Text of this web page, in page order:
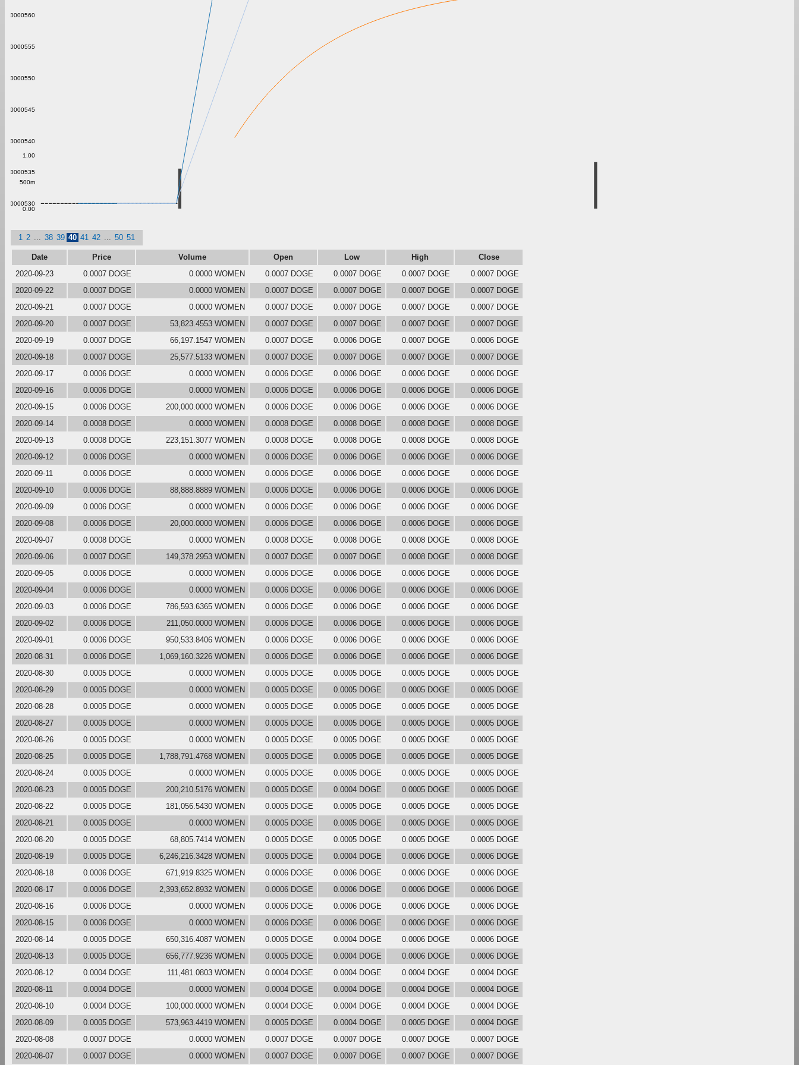
0.00000530
0.00000535
0.00000540
0.00000545
0.00000550
0.00000555
0.00000560
0.00
500m
1.00
1 2 38 39 40 41 42 50 51
Date Price Volume Open Low High
Close
2020-09-23
0.0007 DOGE 0.0000 WOMEN 0.0007 DOGE 0.0007 DOGE 0.0007 DOGE
0.0007 DOGE
2020-09-22
0.0007 DOGE 0.0000 WOMEN 0.0007 DOGE 0.0007 DOGE 0.0007 DOGE
0.0007 DOGE
2020-09-21
0.0007 DOGE 0.0000 WOMEN 0.0007 DOGE 0.0007 DOGE 0.0007 DOGE
0.0007 DOGE
2020-09-20
0.0007 DOGE 53,823.4553 WOMEN 0.0007 DOGE 0.0007 DOGE 0.0007 DOGE
0.0007 DOGE
2020-09-19
0.0007 DOGE 66,197.1547 WOMEN 0.0007 DOGE 0.0006 DOGE 0.0007 DOGE
0.0006 DOGE
2020-09-18
0.0007 DOGE 25,577.5133 WOMEN 0.0007 DOGE 0.0007 DOGE 0.0007 DOGE
0.0007 DOGE
2020-09-17
0.0006 DOGE 0.0000 WOMEN 0.0006 DOGE 0.0006 DOGE 0.0006 DOGE
0.0006 DOGE
2020-09-16
0.0006 DOGE 0.0000 WOMEN 0.0006 DOGE 0.0006 DOGE 0.0006 DOGE
0.0006 DOGE
2020-09-15
0.0006 DOGE 200,000.0000 WOMEN 0.0006 DOGE 0.0006 DOGE 0.0006 DOGE
0.0006 DOGE
2020-09-14
0.0008 DOGE 0.0000 WOMEN 0.0008 DOGE 0.0008 DOGE 0.0008 DOGE
0.0008 DOGE
2020-09-13
0.0008 DOGE 223,151.3077 WOMEN 0.0008 DOGE 0.0008 DOGE 0.0008 DOGE
0.0008 DOGE
2020-09-12
0.0006 DOGE 0.0000 WOMEN 0.0006 DOGE 0.0006 DOGE 0.0006 DOGE
0.0006 DOGE
2020-09-11
0.0006 DOGE 0.0000 WOMEN 0.0006 DOGE 0.0006 DOGE 0.0006 DOGE
0.0006 DOGE
2020-09-10
0.0006 DOGE 88,888.8889 WOMEN 0.0006 DOGE 0.0006 DOGE 0.0006 DOGE
0.0006 DOGE
2020-09-09
0.0006 DOGE 0.0000 WOMEN 0.0006 DOGE 0.0006 DOGE 0.0006 DOGE
0.0006 DOGE
2020-09-08
0.0006 DOGE 20,000.0000 WOMEN 0.0006 DOGE 0.0006 DOGE 0.0006 DOGE
0.0006 DOGE
2020-09-07
0.0008 DOGE 0.0000 WOMEN 0.0008 DOGE 0.0008 DOGE 0.0008 DOGE
0.0008 DOGE
2020-09-06
0.0007 DOGE 149,378.2953 WOMEN 0.0007 DOGE 0.0007 DOGE 0.0008 DOGE
0.0008 DOGE
2020-09-05
0.0006 DOGE 0.0000 WOMEN 0.0006 DOGE 0.0006 DOGE 0.0006 DOGE
0.0006 DOGE
2020-09-04
0.0006 DOGE 0.0000 WOMEN 0.0006 DOGE 0.0006 DOGE 0.0006 DOGE
0.0006 DOGE
2020-09-03
0.0006 DOGE 786,593.6365 WOMEN 0.0006 DOGE 0.0006 DOGE 0.0006 DOGE
0.0006 DOGE
2020-09-02
0.0006 DOGE 211,050.0000 WOMEN 0.0006 DOGE 0.0006 DOGE 0.0006 DOGE
0.0006 DOGE
2020-09-01
0.0006 DOGE 950,533.8406 WOMEN 0.0006 DOGE 0.0006 DOGE 0.0006 DOGE
0.0006 DOGE
2020-08-31
0.0006 DOGE 1,069,160.3226 WOMEN 0.0006 DOGE 0.0006 DOGE 0.0006 DOGE
0.0006 DOGE
2020-08-30
0.0005 DOGE 0.0000 WOMEN 0.0005 DOGE 0.0005 DOGE 0.0005 DOGE
0.0005 DOGE
2020-08-29
0.0005 DOGE 0.0000 WOMEN 0.0005 DOGE 0.0005 DOGE 0.0005 DOGE
0.0005 DOGE
2020-08-28
0.0005 DOGE 0.0000 WOMEN 0.0005 DOGE 0.0005 DOGE 0.0005 DOGE
0.0005 DOGE
2020-08-27
0.0005 DOGE 0.0000 WOMEN 0.0005 DOGE 0.0005 DOGE 0.0005 DOGE
0.0005 DOGE
2020-08-26
0.0005 DOGE 0.0000 WOMEN 0.0005 DOGE 0.0005 DOGE 0.0005 DOGE
0.0005 DOGE
2020-08-25
0.0005 DOGE 1,788,791.4768 WOMEN 0.0005 DOGE 0.0005 DOGE 0.0005 DOGE
0.0005 DOGE
2020-08-24
0.0005 DOGE 0.0000 WOMEN 0.0005 DOGE 0.0005 DOGE 0.0005 DOGE
0.0005 DOGE
2020-08-23
0.0005 DOGE 200,210.5176 WOMEN 0.0005 DOGE 0.0004 DOGE 0.0005 DOGE
0.0005 DOGE
2020-08-22
0.0005 DOGE 181,056.5430 WOMEN 0.0005 DOGE 0.0005 DOGE 0.0005 DOGE
0.0005 DOGE
2020-08-21
0.0005 DOGE 0.0000 WOMEN 0.0005 DOGE 0.0005 DOGE 0.0005 DOGE
0.0005 DOGE
2020-08-20
0.0005 DOGE 68,805.7414 WOMEN 0.0005 DOGE 0.0005 DOGE 0.0005 DOGE
0.0005 DOGE
2020-08-19
0.0005 DOGE 6,246,216.3428 WOMEN 0.0005 DOGE 0.0004 DOGE 0.0006 DOGE
0.0006 DOGE
2020-08-18
0.0006 DOGE 671,919.8325 WOMEN 0.0006 DOGE 0.0006 DOGE 0.0006 DOGE
0.0006 DOGE
2020-08-17
0.0006 DOGE 2,393,652.8932 WOMEN 0.0006 DOGE 0.0006 DOGE 0.0006 DOGE
0.0006 DOGE
2020-08-16
0.0006 DOGE 0.0000 WOMEN 0.0006 DOGE 0.0006 DOGE 0.0006 DOGE
0.0006 DOGE
2020-08-15
0.0006 DOGE 0.0000 WOMEN 0.0006 DOGE 0.0006 DOGE 0.0006 DOGE
0.0006 DOGE
2020-08-14
0.0005 DOGE 650,316.4087 WOMEN 0.0005 DOGE 0.0004 DOGE 0.0006 DOGE
0.0006 DOGE
2020-08-13
0.0005 DOGE 656,777.9236 WOMEN 0.0005 DOGE 0.0004 DOGE 0.0006 DOGE
0.0006 DOGE
2020-08-12
0.0004 DOGE 111,481.0803 WOMEN 0.0004 DOGE 0.0004 DOGE 0.0004 DOGE
0.0004 DOGE
2020-08-11
0.0004 DOGE 0.0000 WOMEN 0.0004 DOGE 0.0004 DOGE 0.0004 DOGE
0.0004 DOGE
2020-08-10
0.0004 DOGE 100,000.0000 WOMEN 0.0004 DOGE 0.0004 DOGE 0.0004 DOGE
0.0004 DOGE
2020-08-09
0.0005 DOGE 573,963.4419 WOMEN 0.0005 DOGE 0.0004 DOGE 0.0005 DOGE
0.0004 DOGE
2020-08-08
0.0007 DOGE 0.0000 WOMEN 0.0007 DOGE 0.0007 DOGE 0.0007 DOGE
0.0007 DOGE
2020-08-07
0.0007 DOGE 0.0000 WOMEN 0.0007 DOGE 0.0007 DOGE 0.0007 DOGE 0.0007 DOGE